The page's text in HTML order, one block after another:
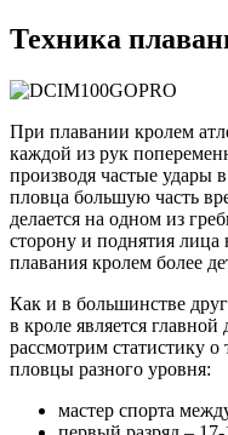
Техника
При плавании кролем
каждой из рук
производя частые удары
пловца большую часть
делается на одном из
сторону и поднятия
плавания кролем более
Как и в большинстве
в кроле является
рассмотрим статистику
пловцы разного уровня:
мастер спорта